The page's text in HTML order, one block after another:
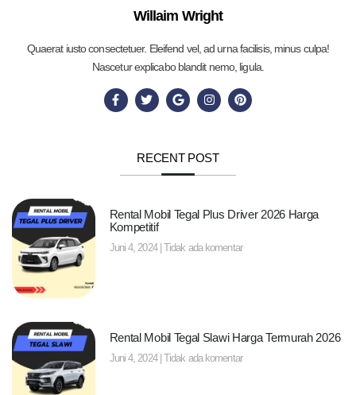
Willaim Wright
Quaerat iusto consectetuer. Eleifend vel, ad urna facilisis, minus culpa!
Nascetur explicabo blandit nemo, ligula.
RECENT POST
Rental Mobil Tegal Plus Driver 2026 Harga
Kompetitif
Juni 4, 2024 Tidak ada komentar
Rental Mobil Tegal Slawi Harga Termurah 2026
Juni 4, 2024 Tidak ada komentar